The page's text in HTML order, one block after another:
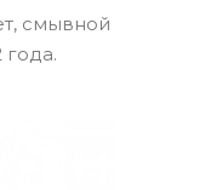
смывной